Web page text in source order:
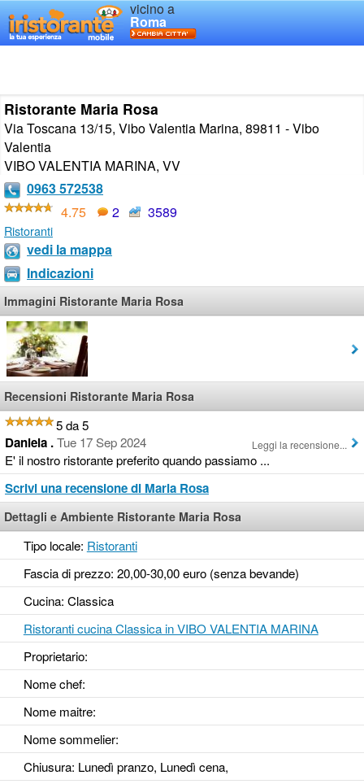
vicino a
Roma
Ristorante Maria Rosa
Via Toscana 13/15, Vibo Valentia Marina, 89811 - Vibo
Valentia
VIBO VALENTIA MARINA, VV
0963 572538
4.75
2 3589
Ristoranti
vedi la mappa
Indicazioni
Immagini Ristorante Maria Rosa
Recensioni Ristorante Maria Rosa
5 da 5
Daniela .Tue 17 Sep 2024
E' il nostro ristorante preferito quando passiamo ...
Leggi la recensione...
Scrivi una recensione di Maria Rosa
Dettagli e Ambiente Ristorante Maria Rosa
Tipo locale: Ristoranti
Fascia di prezzo: 20,00-30,00 euro (senza bevande)
Cucina: Classica
Ristoranti cucina Classica in VIBO VALENTIA MARINA
Proprietario:
Nome chef:
Nome maitre:
Nome sommelier:
Chiusura: Lunedì pranzo, Lunedì cena,